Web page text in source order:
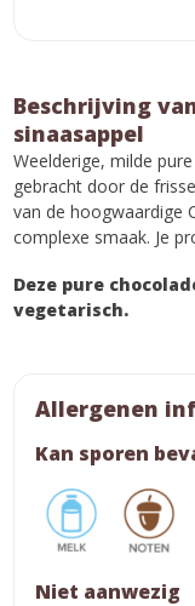
Beschrijving
sinaasappel
Weelderige, milde
gebracht door de
van de hoogwaardige
complexe smaak. Je
Deze pure
vegetarisch.
Allergenen
Kan sporen
Niet aanwezig